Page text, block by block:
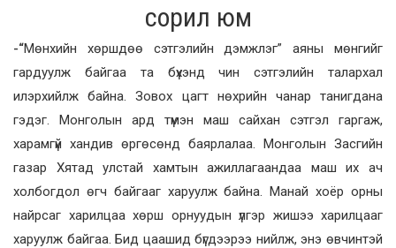
сорил юм
-“Мөнхийн хөршдөө сэтгэлийн дэмжлэг” аяны мөнгийг
гардуулж байгаа та бүхэнд чин сэтгэлийн талархал
илэрхийлж байна. Зовох цагт нөхрийн чанар танигдана
гэдэг. Монголын ард түмэн маш сайхан сэтгэл гаргаж,
харамгүй хандив өргөсөнд баярлалаа. Монголын Засгийн
газар Хятад улстай хамтын ажиллагаандаа маш их ач
холбогдол өгч байгааг харуулж байна. Манай хоёр орны
найрсаг харилцаа хөрш орнуудын үлгэр жишээ харилцааг
харуулж байгаа. Бид цаашид бүгдээрээ нийлж, энэ өвчинтэй